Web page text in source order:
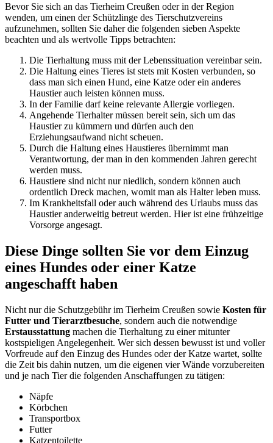
Bevor Sie sich an das Tierheim Creußen oder in der Region
wenden, um einen der Schützlinge des Tierschutzvereins
aufzunehmen, sollten Sie daher die folgenden sieben Aspekte
beachten und als wertvolle Tipps betrachten:
Die Tierhaltung muss mit der Lebenssituation vereinbar sein.
Die Haltung eines Tieres ist stets mit Kosten verbunden, so
dass man sich einen Hund, eine Katze oder ein anderes
Haustier auch leisten können muss.
In der Familie darf keine relevante Allergie vorliegen.
Angehende Tierhalter müssen bereit sein, sich um das
Haustier zu kümmern und dürfen auch den
Erziehungsaufwand nicht scheuen.
Durch die Haltung eines Haustieres übernimmt man
Verantwortung, der man in den kommenden Jahren gerecht
werden muss.
Haustiere sind nicht nur niedlich, sondern können auch
ordentlich Dreck machen, womit man als Halter leben muss.
Im Krankheitsfall oder auch während des Urlaubs muss das
Haustier anderweitig betreut werden. Hier ist eine frühzeitige
Vorsorge angesagt.
Diese Dinge sollten Sie vor dem Einzug
eines Hundes oder einer Katze
angeschafft haben
Nicht nur die Schutzgebühr im Tierheim Creußen sowie Kosten für
Futter und Tierarztbesuche, sondern auch die notwendige
Erstausstattung machen die Tierhaltung zu einer mitunter
kostspieligen Angelegenheit. Wer sich dessen bewusst ist und voller
Vorfreude auf den Einzug des Hundes oder der Katze wartet, sollte
die Zeit bis dahin nutzen, um die eigenen vier Wände vorzubereiten
und je nach Tier die folgenden Anschaffungen zu tätigen:
Näpfe
Körbchen
Transportbox
Futter
Katzentoilette